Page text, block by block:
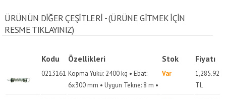
ÜRÜNÜN DİĞER ÇEŞİTLERİ - (ÜRÜNE GITMEK IÇIN
RESME TIKLAYINIZ)
Kodu Özellikleri Stok Fiyatı
0213161 Kopma Yükü: 2400 kg • Ebat:
6x300 mm • Uygun Tekne: 8 m •
Var
1,285.92
TL